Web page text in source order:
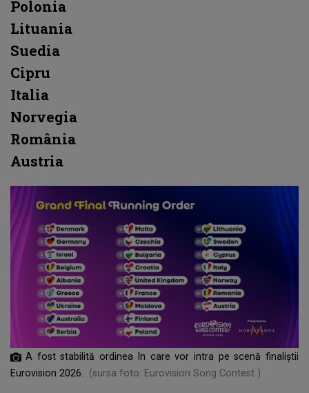
Polonia
Lituania
Suedia
Cipru
Italia
Norvegia
România
Austria
A fost stabilită ordinea în care vor intra pe scenă finaliștii
Eurovision 2026.
(sursa foto: Eurovision Song Contest )